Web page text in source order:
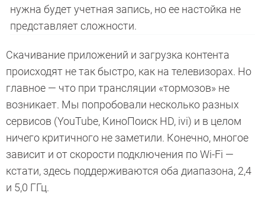
нужна будет учетная запись, но ее настойка не
представляет сложности.
Скачивание приложений и загрузка контента
происходят не так быстро, как на телевизорах. Но
главное — что при трансляции «тормозов» не
возникает. Мы попробовали несколько разных
сервисов (YouTube, КиноПоиск HD, ivi) и в целом
ничего критичного не заметили. Конечно, многое
зависит и от скорости подключения по Wi-Fi —
кстати, здесь поддерживаются оба диапазона, 2,4
и 5,0 ГГц.